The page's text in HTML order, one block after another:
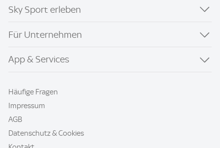
Sky Sport erleben
Für Unternehmen
App & Services
Häufige Fragen
Impressum
AGB
Datenschutz & Cookies